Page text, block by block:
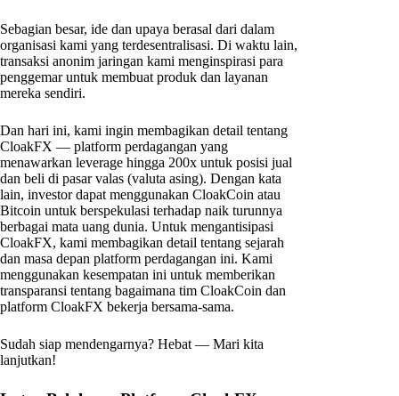
Sebagian besar, ide dan upaya berasal dari dalam
organisasi kami yang terdesentralisasi. Di waktu lain,
transaksi anonim jaringan kami menginspirasi para
penggemar untuk membuat produk dan layanan
mereka sendiri.
Dan hari ini, kami ingin membagikan detail tentang
CloakFX — platform perdagangan yang
menawarkan leverage hingga 200x untuk posisi jual
dan beli di pasar valas (valuta asing). Dengan kata
lain, investor dapat menggunakan CloakCoin atau
Bitcoin untuk berspekulasi terhadap naik turunnya
berbagai mata uang dunia. Untuk mengantisipasi
CloakFX, kami membagikan detail tentang sejarah
dan masa depan platform perdagangan ini. Kami
menggunakan kesempatan ini untuk memberikan
transparansi tentang bagaimana tim CloakCoin dan
platform CloakFX bekerja bersama-sama.
Sudah siap mendengarnya? Hebat — Mari kita
lanjutkan!